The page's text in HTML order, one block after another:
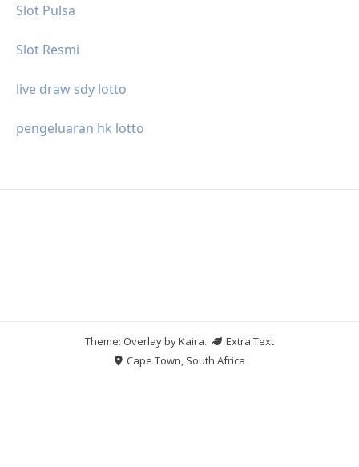
Slot Pulsa
Slot Resmi
live draw sdy lotto
pengeluaran hk lotto
Theme: Overlay byKaira.
Extra Text
Cape Town, South Africa